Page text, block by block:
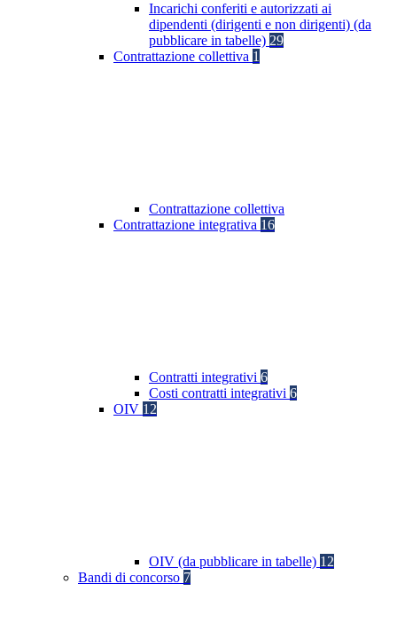
Incarichi conferiti e autorizzati ai
dipendenti (dirigenti e non dirigenti) (da
pubblicare in tabelle) 29
Contrattazione collettiva 1
Contrattazione collettiva
Contrattazione integrativa 16
Contratti integrativi 6
Costi contratti integrativi 6
OIV 12
OIV (da pubblicare in tabelle) 12
Bandi di concorso 7